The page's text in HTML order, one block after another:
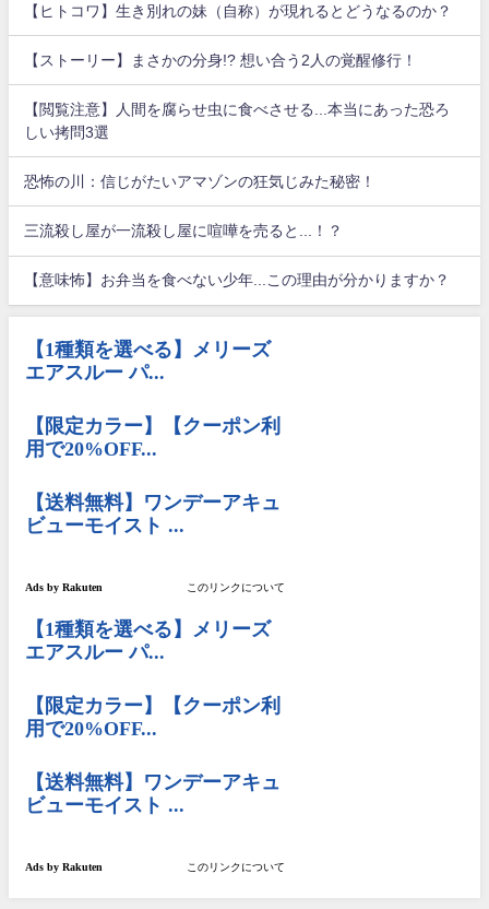
【ヒトコワ】生き別れの妹（自称）が現れるとどうなるのか？
【ストーリー】まさかの分身!? 想い合う2人の覚醒修行！
【閲覧注意】人間を腐らせ虫に食べさせる...本当にあった恐ろ
しい拷問3選
恐怖の川：信じがたいアマゾンの狂気じみた秘密！
三流殺し屋が一流殺し屋に喧嘩を売ると...！？
【意味怖】お弁当を食べない少年...この理由が分かりますか？